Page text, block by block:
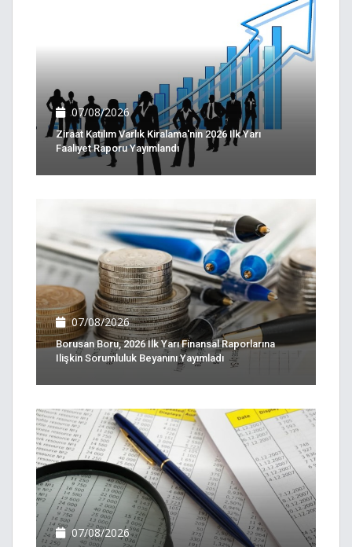
07/08/2026
Ziraat Katılım Varlık Kiralama'nın 2026 Ilk Yarı
Faaliyet Raporu Yayımlandı
07/08/2026
Borusan Boru, 2026 Ilk Yarı Finansal Raporlarına
Ilişkin Sorumluluk Beyanını Yayımladı
07/08/2026